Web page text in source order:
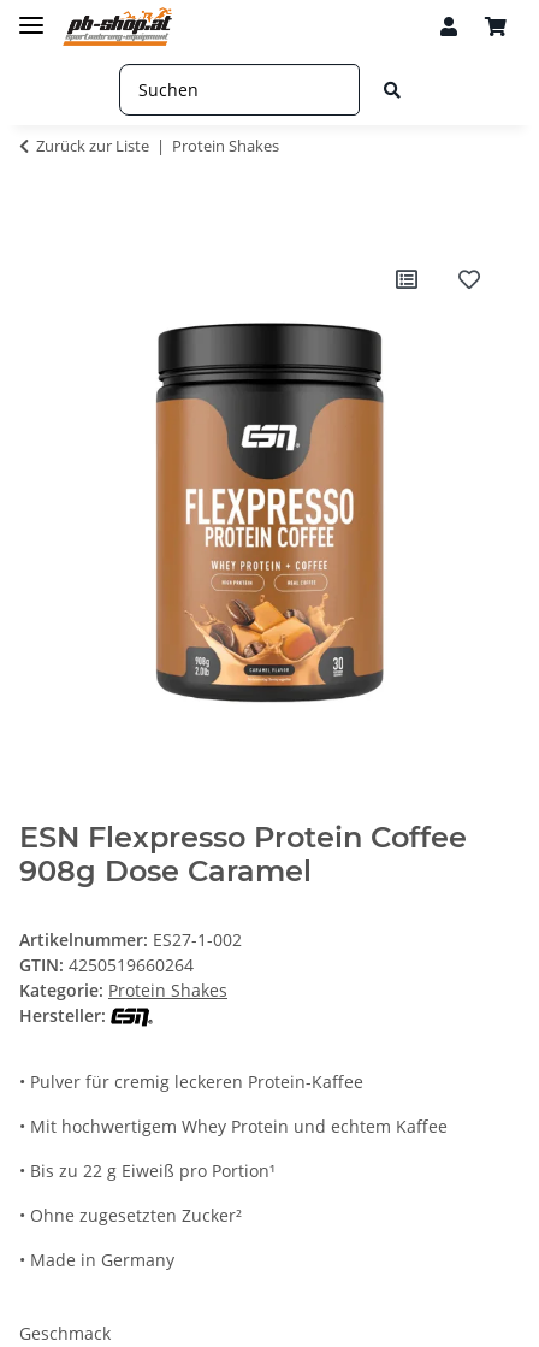
Zurück zur Liste Protein Shakes
ESN Flexpresso Protein Coffee
908g Dose Caramel
Artikelnummer: ES27-1-002
GTIN: 4250519660264
Kategorie: Protein Shakes
Hersteller:
• Pulver für cremig leckeren Protein-Kaffee
• Mit hochwertigem Whey Protein und echtem Kaffee
• Bis zu 22 g Eiweiß pro Portion¹
• Ohne zugesetzten Zucker²
• Made in Germany
Geschmack